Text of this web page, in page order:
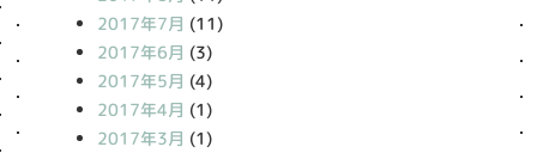
2017年7月 (11)
2017年6月 (3)
2017年5月 (4)
2017年4月 (1)
2017年3月 (1)